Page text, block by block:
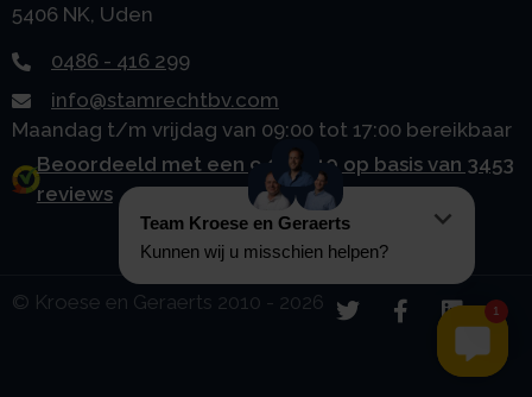
5406 NK, Uden
0486 - 416 299
info@stamrechtbv.com
Maandag t/m vrijdag van 09:00 tot 17:00 bereikbaar
Beoordeeld met een 9.0 uit 10 op basis van 3453
reviews
© Kroese en Geraerts 2010 - 2026